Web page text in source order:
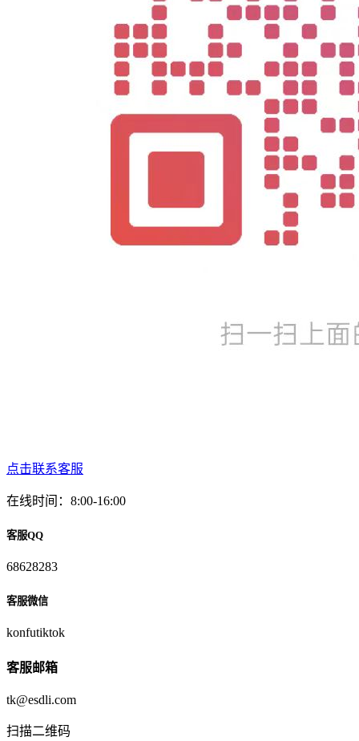
点击联系客服
在线时间：8:00-16:00
客服QQ
68628283
客服微信
konfutiktok
客服邮箱
tk@esdli.com
扫描二维码